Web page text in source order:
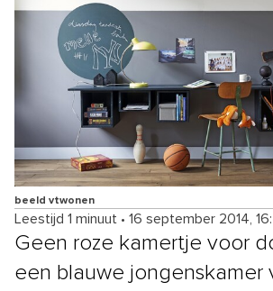
beeld vtwonen
Leestijd 1 minuut • 16 september 2014,
Geen roze kamertje voor
een blauwe jongenskamer